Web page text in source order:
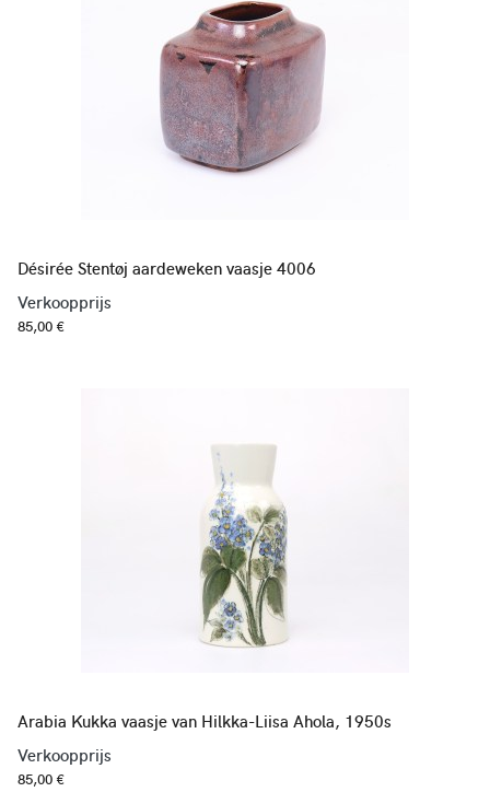
Désirée Stentøj aardeweken vaasje 4006
Verkoopprijs
85,00 €
Arabia Kukka vaasje van Hilkka-Liisa Ahola, 1950s
Verkoopprijs
85,00 €